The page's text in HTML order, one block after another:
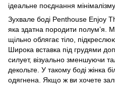
ідеальне поєднання
Зухвале боді Penthouse Enjoy
яка здатна породити полум’я.
щільно облягає тіло,
Широка вставка під грудями
силует, візуально зменшуючи
декольте. У такому боді жінка
одягнена. Якщо ж ви хочете